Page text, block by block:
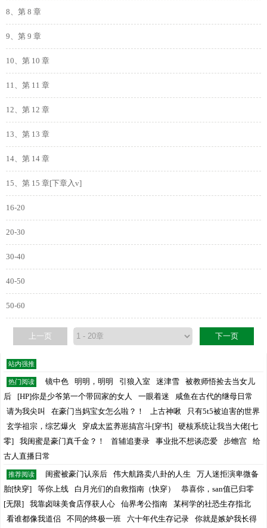
8、第 8 章
9、第 9 章
10、第 10 章
11、第 11 章
12、第 12 章
13、第 13 章
14、第 14 章
15、第 15 章[下章入v]
16-20
20-30
30-40
40-50
50-60
上一页 下一页
站内强推
热门阅读 镜中色 明明，明明 引狼入室 迷津雪
被教师悟捡去当女儿
后
[HP]你是少爷第一个带回家的女人 一眼着迷
咸鱼在古代的继母日常
请为我尖叫
在豪门当妈宝女怎么啦？！ 上古神啾
只有5t5被迫害的世界
玄学祖宗，综艺爆火
穿成太监养崽搞宫斗[穿书]
硬核系统让我当大佬[七
零]
我闺蜜是豪门真千金？！ 首辅追妻录 事业批不想谈恋爱 步蟾宫
给
古人直播日常
推荐阅读 闺蜜被豪门认亲后 伟大航路卖八卦的人生
万人迷拒演卑微备
胎[快穿]
等你上线 白月光们的自救指南（快穿）
恭喜你，san值已归零
[无限]
我靠卤味美食店俘获人心 仙界考公指南
某柯学的社恐生存指北
看谁都像我道侣
不同的终极一班 六十年代生存记录 你就是嫉妒我长得